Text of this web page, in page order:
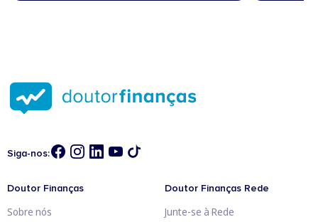
Siga-nos:
Doutor Finanças
Sobre nós
Doutor Finanças Rede
Junte-se à Rede